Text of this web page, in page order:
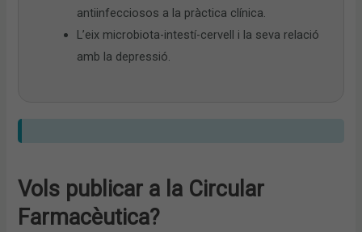
antiinfecciosos a la pràctica clínica.
L’eix microbiota-intestí-cervell i la seva relació
amb la depressió.
Vols publicar a la Circular
Farmacèutica?